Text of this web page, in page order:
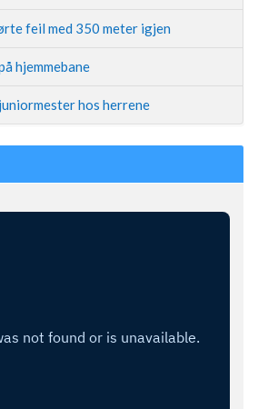
feil med 350 meter igjen
hjemmebane
hos herrene